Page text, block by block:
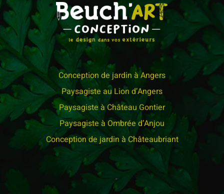
Conception de jardin à Angers
Paysagiste au Lion d’Angers
Paysagiste à Château Gontier
Paysagiste à Ombrée d’Anjou
Conception de jardin à Châteaubriant